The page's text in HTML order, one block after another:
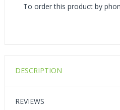
To order this product by
DESCRIPTION
REVIEWS